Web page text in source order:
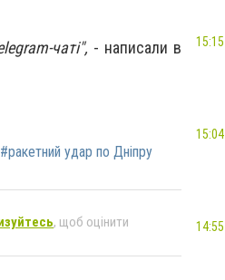
чаті", - написали в
#ракетний удар по Дніпру
, щоб оцінити
15:15
15:04
14:55